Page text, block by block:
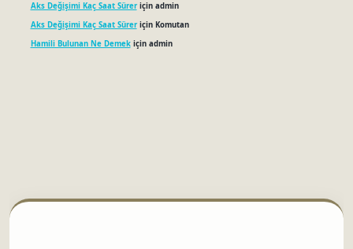
Aks Değişimi Kaç Saat Süreriçin admin
Aks Değişimi Kaç Saat Süreriçin Komutan
Hamili Bulunan Ne Demekiçin admin